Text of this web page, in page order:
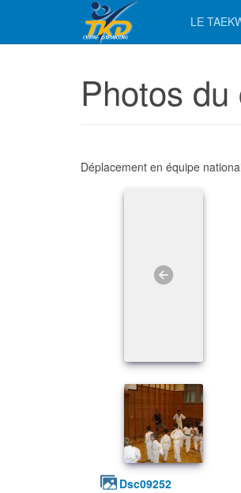
LE
Photos
Déplacement en équipe
dsc09252